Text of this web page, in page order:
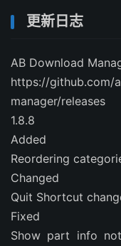
更新日志
AB Download
https://github.com/
manager/releases
1.8.8
Added
Reordering
Changed
Quit Shortcut
Fixed
Show part info